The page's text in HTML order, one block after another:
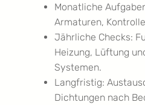
Monatliche
Armaturen,
Jährliche Checks:
Heizung, Lüftung
Systemen.
Langfristig:
Dichtungen nach